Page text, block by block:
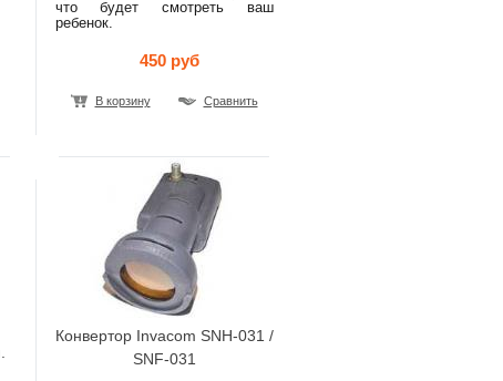
что будет смотреть ваш
ребенок.
450 руб
В корзину Сравнить
Конвертор Invacom SNH-031 /
SNF-031